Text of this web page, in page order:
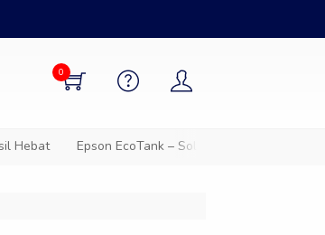
0
Epson EcoTank – Solusi cetak hemat untuk semua